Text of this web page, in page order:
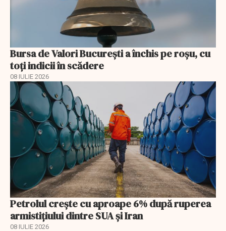
Bursa de Valori București a închis pe roșu, cu
toți indicii în scădere
08 IULIE 2026
Petrolul crește cu aproape 6% după ruperea
armistițiului dintre SUA și Iran
08 IULIE 2026